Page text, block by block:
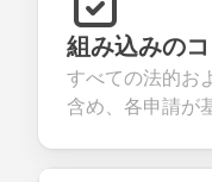
組み込みの
すべての法的お
含め、各申請が